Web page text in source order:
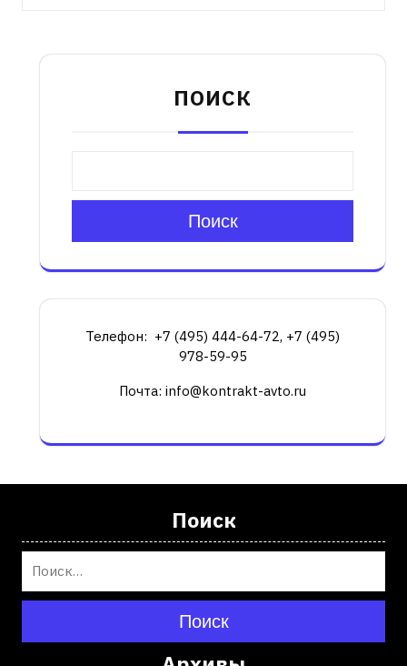
ПОИСК
Поиск
Телефон: +7 (495) 444-64-72, +7 (495)
978-59-95
Почта: info@kontrakt-avto.ru
Поиск
Поиск